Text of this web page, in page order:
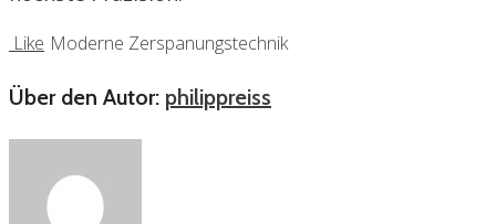
Like Moderne Zerspanungstechnik
Über den Autor: philippreiss